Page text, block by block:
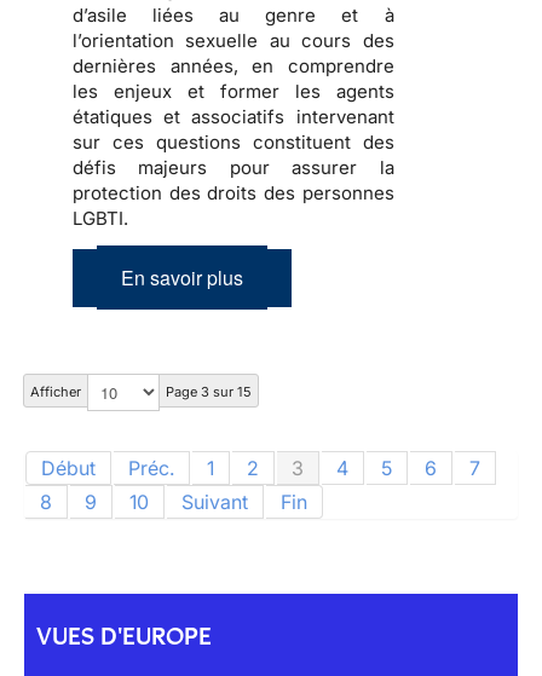
d’asile liées au genre et à
l’orientation sexuelle au cours des
dernières années, en comprendre
les enjeux et former les agents
étatiques et associatifs intervenant
sur ces questions constituent des
défis majeurs pour assurer la
protection des droits des personnes
LGBTI.
En savoir plus
Afficher Page 3 sur 15
Début Préc. 1 2 3 4 5 6
7
8
9 10 Suivant Fin
VUES D'EUROPE